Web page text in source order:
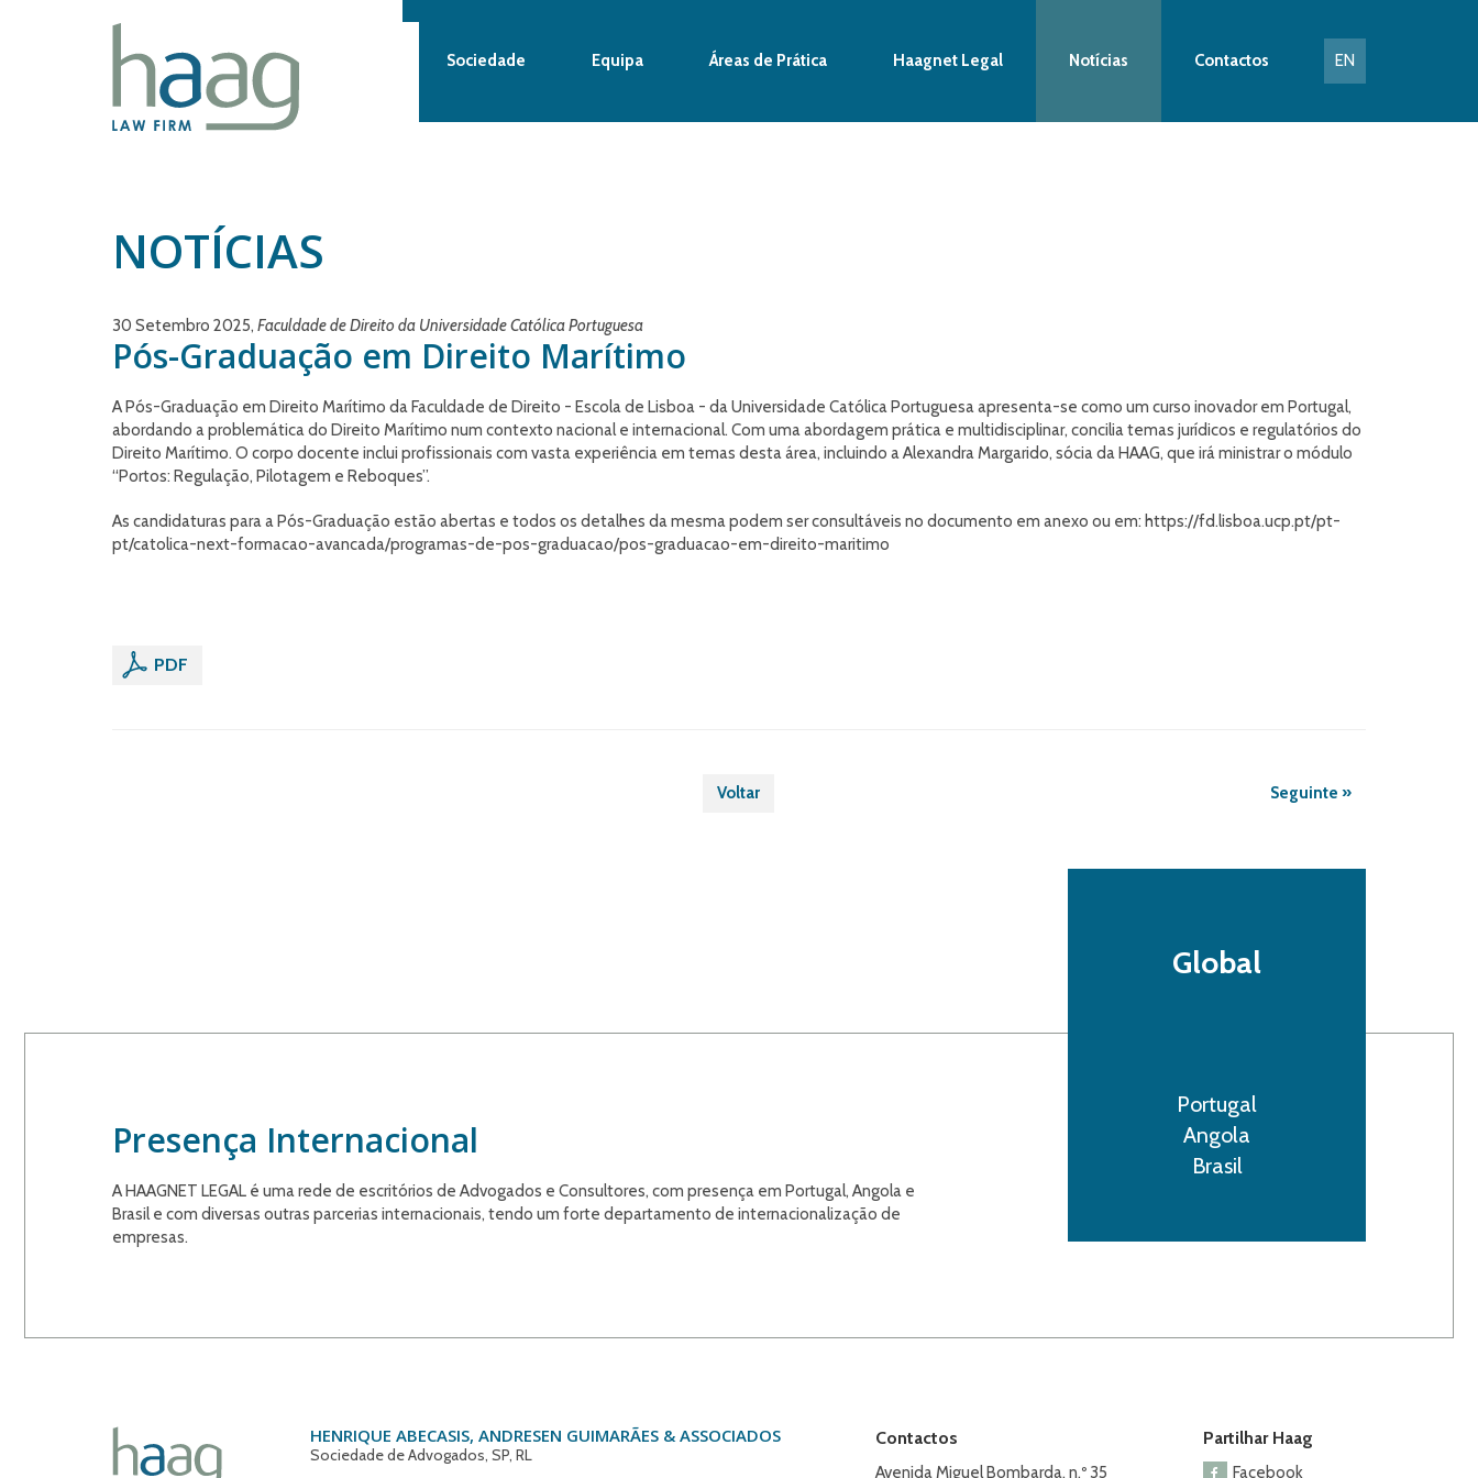
Sociedade Equipa Áreas de Prática Haagnet Legal Notícias Contactos EN
NOTÍCIAS
30 Setembro 2025, Faculdade de Direito da Universidade Católica Portuguesa
Pós-Graduação em Direito Marítimo
A Pós-Graduação em Direito Marítimo da Faculdade de Direito - Escola de Lisboa - da Universidade Católica Portuguesa apresenta-se como um curso inovador em Portugal,
abordando a problemática do Direito Marítimo num contexto nacional e internacional. Com uma abordagem prática e multidisciplinar, concilia temas jurídicos e regulatórios do
Direito Marítimo. O corpo docente inclui profissionais com vasta experiência em temas desta área, incluindo a Alexandra Margarido, sócia da HAAG, que irá ministrar o módulo
“Portos: Regulação, Pilotagem e Reboques”.
As candidaturas para a Pós-Graduação estão abertas e todos os detalhes da mesma podem ser consultáveis no documento em anexo ou em: https://fd.lisboa.ucp.pt/pt-
pt/catolica-next-formacao-avancada/programas-de-pos-graduacao/pos-graduacao-em-direito-maritimo
PDF
Voltar Seguinte »
Presença Internacional
A HAAGNET LEGAL é uma rede de escritórios de Advogados e Consultores, com presença em Portugal, Angola e
Brasil e com diversas outras parcerias internacionais, tendo um forte departamento de internacionalização de
empresas.
Global
Portugal
Angola
Brasil
HENRIQUE ABECASIS, ANDRESEN GUIMARÃES & ASSOCIADOS
Sociedade de Advogados, SP, RL
Contactos
Avenida Miguel Bombarda, n.º 35
Partilhar Haag
Facebook